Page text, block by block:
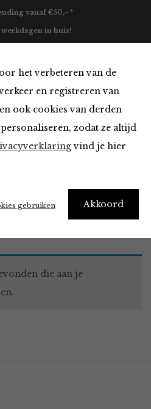
het verbeteren van de
en registreren van
ook cookies van derden
zodat ze altijd
vind je hier
Akkoord
gebruiken
vanaf €50,- *
in huis!
Must Haves
die aan je